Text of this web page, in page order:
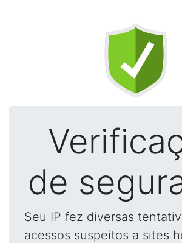
de
Seu IP fez diversas
acessos suspeitos a sites